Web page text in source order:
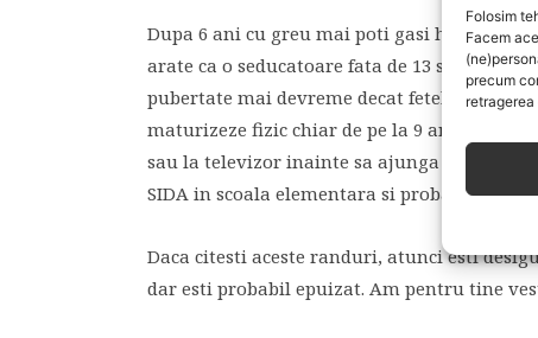
Folosim
Facem
precum
Dupa 6 ani cu greu mai poti gasi haine de
arate ca o seducatoare fata de 13 sau 14
pubertate mai devreme decat fetele de
maturizeze fizic chiar de pe la 9 ani. Ea va
sau la televizor inainte sa ajunga la 10 ani,
SIDA in scoala elementara si probabil va
Daca citesti aceste randuri, atunci esti
dar esti probabil epuizat. Am pentru tine